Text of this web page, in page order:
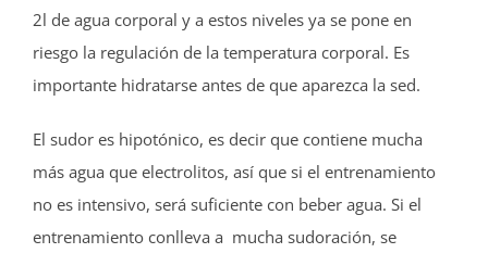
2l de agua corporal y a estos niveles ya se pone en
riesgo la regulación de la temperatura corporal. Es
importante hidratarse antes de que aparezca la sed.
El sudor es hipotónico, es decir que contiene mucha
más agua que electrolitos, así que si el entrenamiento
no es intensivo, será suficiente con beber agua. Si el
entrenamiento conlleva a mucha sudoración, se